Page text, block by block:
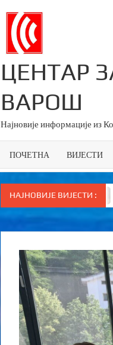
ЦЕНТАР
ВАРОШ
Најновије информације из
ПОЧЕТНА ВИЈЕСТИ
НАЈНОВИЈЕ ВИЈЕСТИ :
Епископ Сергије